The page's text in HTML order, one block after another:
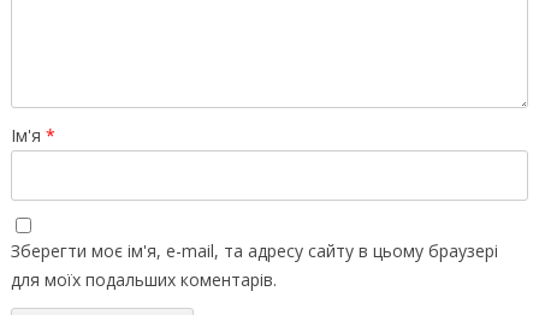
Ім'я *
Зберегти моє ім'я, e-mail, та адресу сайту в цьому браузері
для моїх подальших коментарів.